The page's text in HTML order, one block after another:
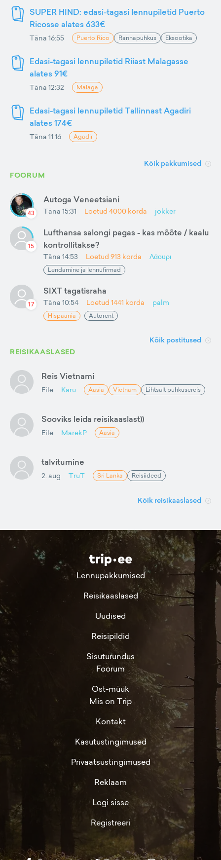
SUPER HIND: edasi-tagasi lennupiletid Puerto
Ricosse alates 633€
Täna 16:55 Puerto Rico Rannapuhkus Eksootika
Edasi-tagasi lennupiletid Riiast Malagasse
alates 91€
Täna 12:32 Malaga
Edasi-tagasi lennupiletid Tallinnast Agadiri
alates 174€
Täna 11:16 Agadir
Kõik pakkumised
FOORUM
43
Autoga Veneetsiani
Täna 15:31 Loetud 4000 korda jokker
15
Lufthansa salongi pagas - kas mõõte / kaalu
kontrollitakse?
Täna 14:53 Loetud 913 korda Λάουρι
Lendamine ja lennufirmad
17
SIXT tagatisraha
Täna 10:54 Loetud 1441 korda palm
Hispaania Autorent
Kõik postitused
REISIKAASLASED
Reis Vietnami
Eile Karu Aasia Vietnam Lihtsalt puhkusereis
Sooviks leida reisikaaslast))
Eile MarekP Aasia
talvitumine
2. aug TruT Sri Lanka Reisiideed
Kõik reisikaaslased
Lennupakkumised
Reisikaaslased
Uudised
Reisipildid
Sisuturundus
Foorum
Ost-müük
Mis on Trip
Kontakt
Kasutustingimused
Privaatsustingimused
Reklaam
Logi sisse
Registreeri